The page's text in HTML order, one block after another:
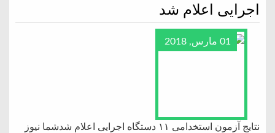
اجرایی اعلام شد
01 مارس, 2018
نتایج آزمون استخدامی ۱۱ دستگاه اجرایی اعلام شدشما نیوز